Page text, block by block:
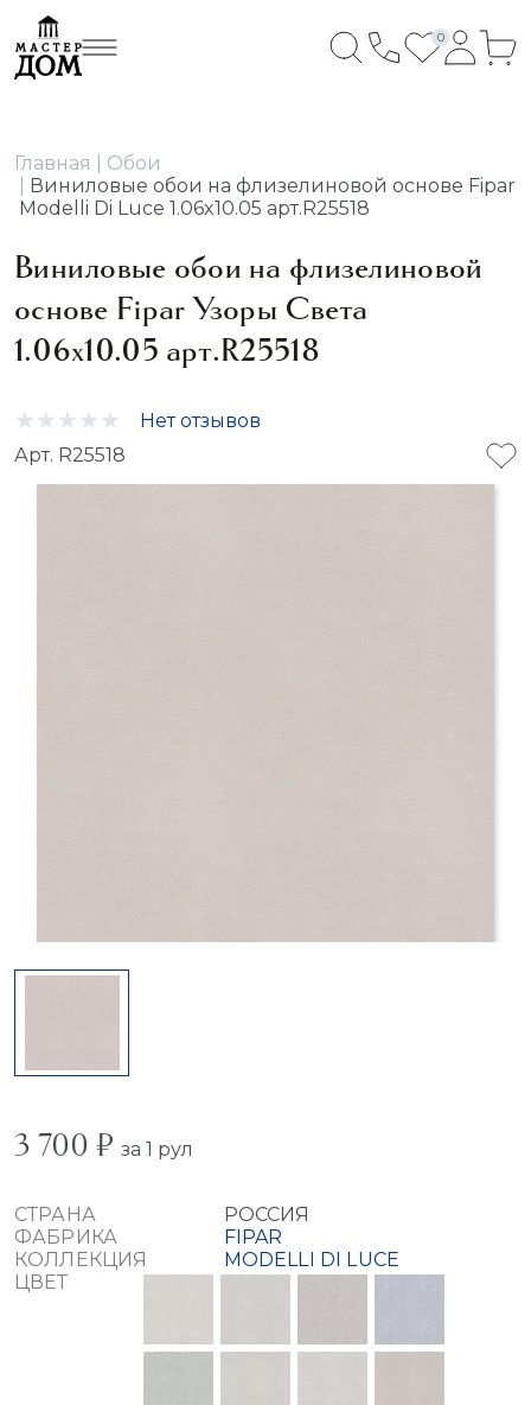
0
Главная
Обои
Виниловые обои на флизелиновой основе Fipar
Modelli Di Luce 1.06x10.05 арт.R25518
Виниловые обои на флизелиновой
основе Fipar Узоры Света
1.06x10.05 арт.R25518
Нет отзывов
Арт. R25518
3 700 ₽ за 1 рул
СТРАНА
РОССИЯ
ФАБРИКА
FIPAR
КОЛЛЕКЦИЯ
MODELLI DI LUCE
ЦВЕТ